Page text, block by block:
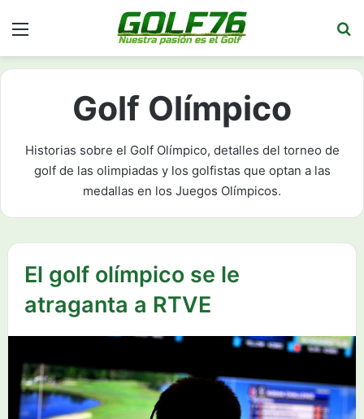
Golf Olímpico
Historias sobre el Golf Olímpico, detalles del torneo de
golf de las olimpiadas y los golfistas que optan a las
medallas en los Juegos Olímpicos.
El golf olímpico se le
atraganta a RTVE